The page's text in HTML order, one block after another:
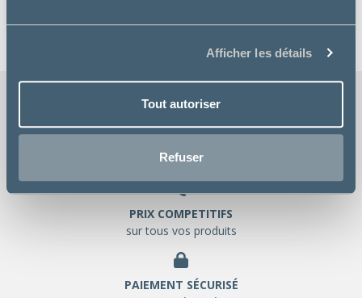
Afficher les détails
Tout autoriser
Refuser
chez votre vétérinaire
PRIX COMPETITIFS
sur tous vos produits
PAIEMENT SÉCURISÉ